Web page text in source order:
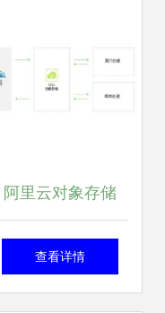
阿里云对象存储
OSS 一体化数据处
查看详情